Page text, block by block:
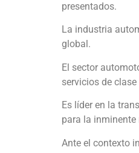
presentados.
La industria
global.
El sector
servicios de
Es líder en la
para la
Ante el contexto